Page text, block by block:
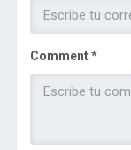
Comment *